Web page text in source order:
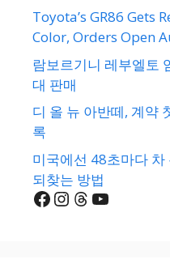
Toyota’s GR86 Gets
Color, Orders Open
람보르기니 레부엘토
대 판매
디 올 뉴 아반떼, 계약
록
미국에선 48초마다
되찾는 방법
Facebook
Instagram
Threads
YouTube